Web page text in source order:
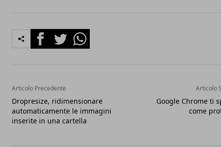
FacebookTwitterWhatsapp
Articolo Precedente
Dropresize, ridimensionare
automaticamente le immagini
inserite in una cartella
Articolo
Google Chrome ti
come